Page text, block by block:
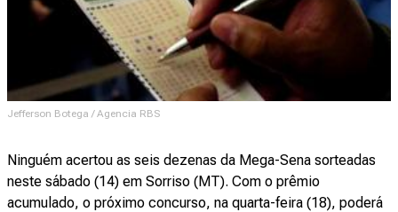
Jefferson Botega / Agencia RBS
Ninguém acertou as seis dezenas da Mega-Sena sorteadas
neste sábado (14) em Sorriso (MT). Com o prêmio
acumulado, o próximo concurso, na quarta-feira (18), poderá